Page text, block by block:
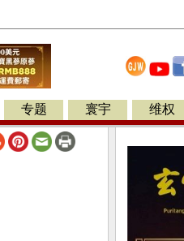
专题 寰宇 维权